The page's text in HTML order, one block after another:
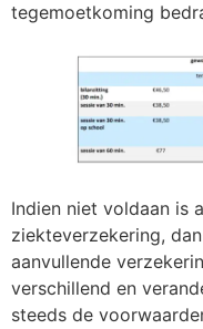
tegemoetkoming
Indien niet voldaan is
ziekteverzekering,
aanvullende
verschillend en
steeds de